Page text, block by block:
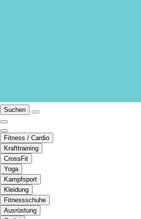
Suchen
Fitness / Cardio
Krafttraining
CrossFit
Yoga
Kampfsport
Kleidung
Fitnessschuhe
Ausrüstung